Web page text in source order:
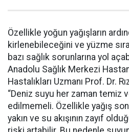
Özellikle yoğun yağışların
kirlenebileceğini ve yüzme
bazı sağlık sorunlarına yol
Anadolu Sağlık Merkezi
Hastalıkları Uzmanı Prof. Dr.
“Deniz suyu her zaman temiz
edilmemeli. Özellikle yağış
yakın ve su akışının zayıf